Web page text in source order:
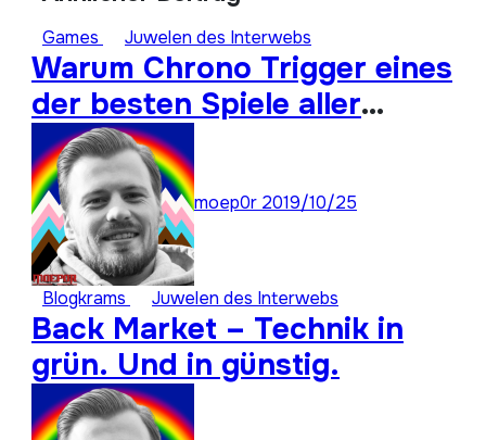
Games Juwelen des Interwebs
Warum Chrono Trigger eines
der besten Spiele aller
Zeiten ist: Super Stay
Forever 22
moep0r 2019/10/25
Blogkrams Juwelen des Interwebs
Back Market – Technik in
grün. Und in günstig.